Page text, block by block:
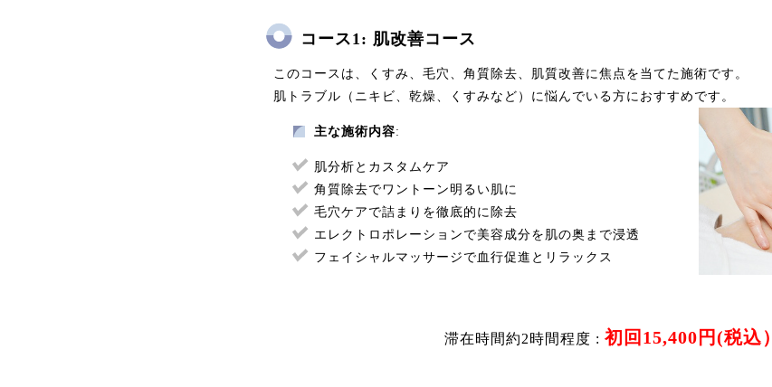
コース1: 肌改善コース
このコースは、くすみ、毛穴、角質除去、肌質改善に焦点を当てた施術です。
肌トラブル（ニキビ、乾燥、くすみなど）に悩んでいる方におすすめです。
主な施術内容:
肌分析とカスタムケア
角質除去でワントーン明るい肌に
毛穴ケアで詰まりを徹底的に除去
エレクトロポレーションで美容成分を肌の奥まで浸透
フェイシャルマッサージで血行促進とリラックス
滞在時間約2時間程度 : 初回15,400円(税込）